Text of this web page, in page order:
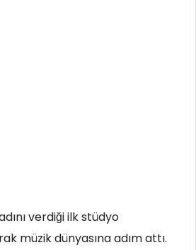
verdiği ilk stüdyo
müzik dünyasına adım attı.